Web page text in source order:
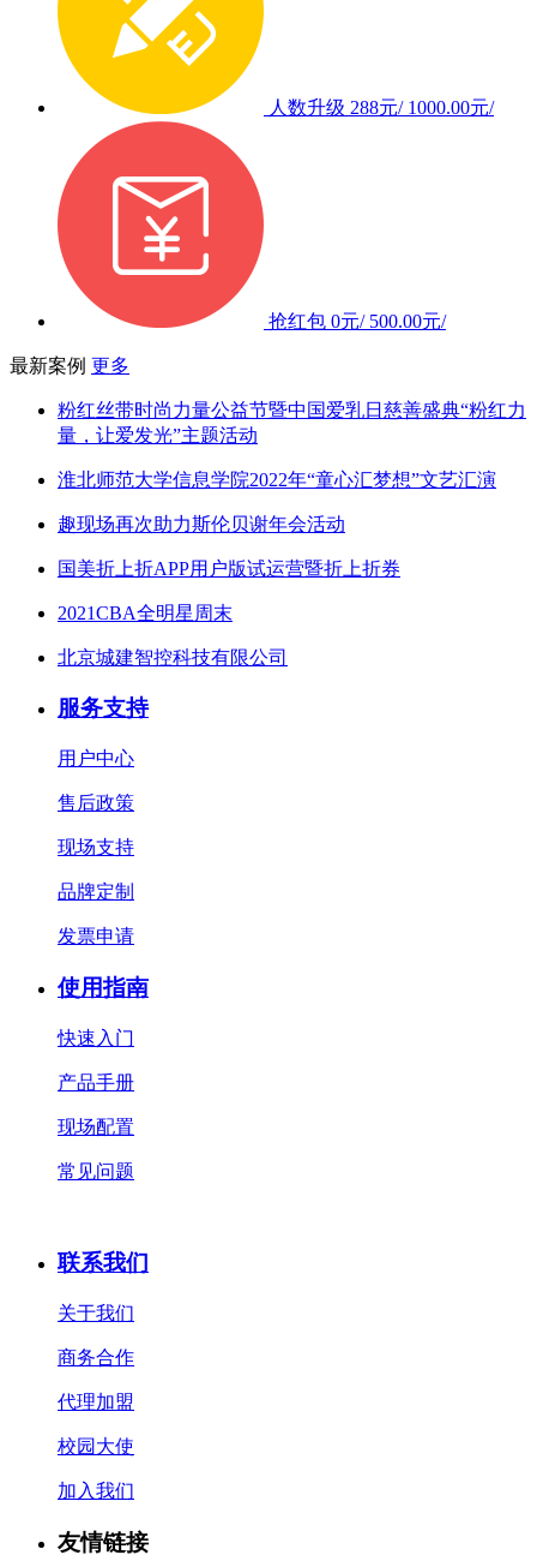
人数升级 288元/ 1000.00元/
抢红包 0元/ 500.00元/
最新案例 更多
粉红丝带时尚力量公益节暨中国爱乳日慈善盛典“粉红力
量，让爱发光”主题活动
淮北师范大学信息学院2022年“童心汇梦想”文艺汇演
趣现场再次助力斯伦贝谢年会活动
国美折上折APP用户版试运营暨折上折券
2021CBA全明星周末
北京城建智控科技有限公司
服务支持
用户中心
售后政策
现场支持
品牌定制
发票申请
使用指南
快速入门
产品手册
现场配置
常见问题
联系我们
关于我们
商务合作
代理加盟
校园大使
加入我们
友情链接